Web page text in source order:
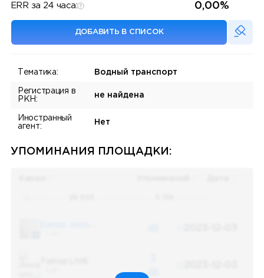
ERR за 24 часа: 0,00%
ДОБАВИТЬ В СПИСОК
Тематика: Водный транспорт
Регистрация в
РКН:
не найдена
Иностранный
агент:
Нет
УПОМИНАНИЯ ПЛОЩАДКИ:
48